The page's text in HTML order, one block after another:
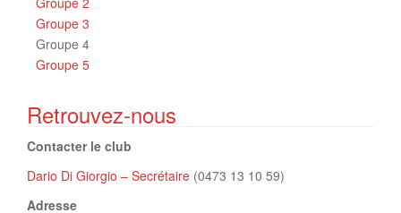
Groupe 3
Groupe 4
Groupe 5
Retrouvez-nous
Contacter le club
Dario Di Giorgio – Secrétaire (0473 13 10 59)
Adresse